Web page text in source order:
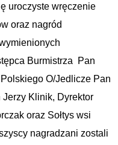
uroczyste wręczenie
oraz nagród
Burmistrza Pan
O/Jedlicze Pan
Jerzy Klinik, Dyrektor
oraz Sołtys wsi
nagradzani zostali